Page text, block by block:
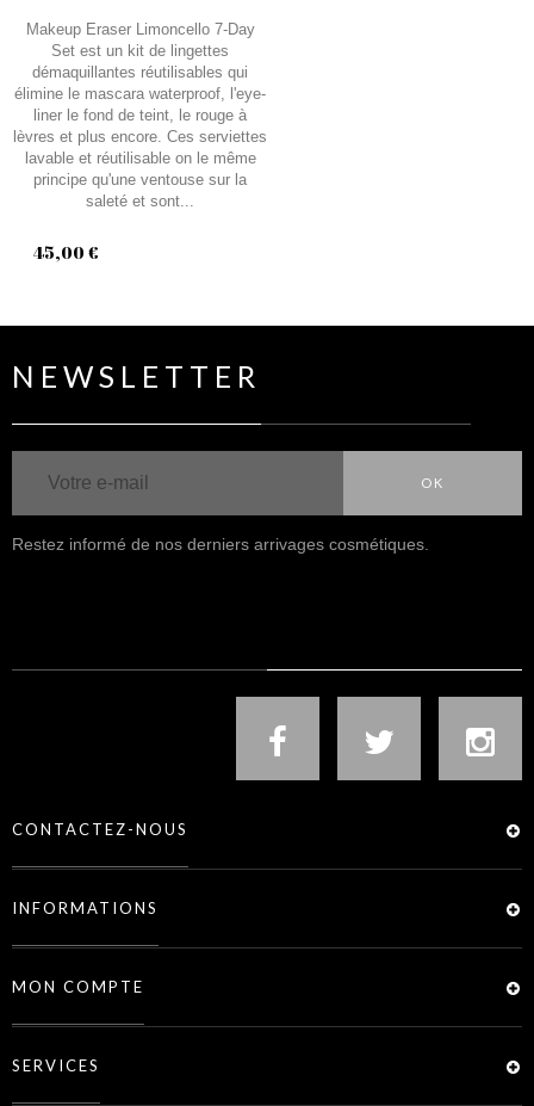
Makeup Eraser Limoncello 7-Day
Set est un kit de lingettes
démaquillantes réutilisables qui
élimine le mascara waterproof, l'eye-
liner le fond de teint, le rouge à
lèvres et plus encore. Ces serviettes
lavable et réutilisable on le même
principe qu'une ventouse sur la
saleté et sont...
45,00 €
NEWSLETTER
OK
Restez informé de nos derniers arrivages cosmétiques.
CONTACTEZ-NOUS
INFORMATIONS
MON COMPTE
SERVICES